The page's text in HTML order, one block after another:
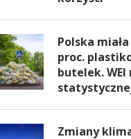
Polska
proc.
butelek.
Zmiany